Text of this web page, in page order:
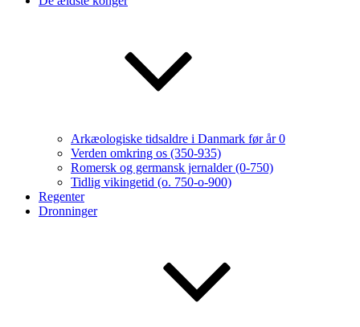
Arkæologiske tidsaldre i Danmark før år 0
Verden omkring os (350-935)
Romersk og germansk jernalder (0-750)
Tidlig vikingetid (o. 750-o-900)
Regenter
Dronninger